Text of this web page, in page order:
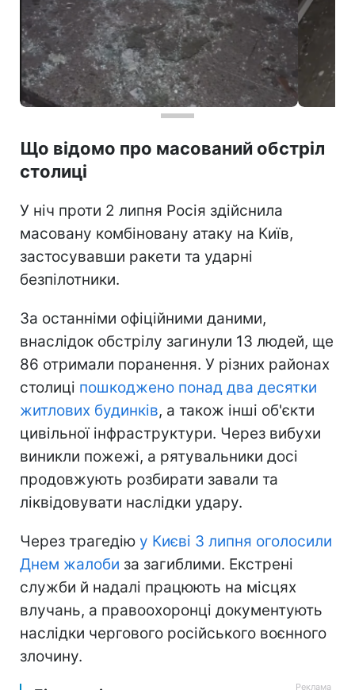
Що відомо про масований обстріл
столиці
У ніч проти 2 липня Росія здійснила
масовану комбіновану атаку на Київ,
застосувавши ракети та ударні
безпілотники.
За останніми офіційними даними,
внаслідок обстрілу загинули 13 людей, ще
86 отримали поранення. У різних районах
столиці пошкоджено понад два десятки
житлових будинків, а також інші об'єкти
цивільної інфраструктури. Через вибухи
виникли пожежі, а рятувальники досі
продовжують розбирати завали та
ліквідовувати наслідки удару.
Через трагедію у Києві 3 липня оголосили
Днем жалоби за загиблими. Екстрені
служби й надалі працюють на місцях
влучань, а правоохоронці документують
наслідки чергового російського воєнного
злочину.